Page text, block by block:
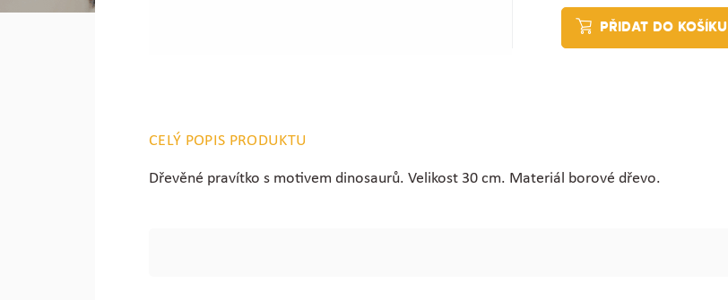
PŘIDAT DO KOŠÍKU
CELÝ POPIS PRODUKTU
Dřevěné pravítko s motivem dinosaurů. Velikost 30 cm. Materiál borové dřevo.